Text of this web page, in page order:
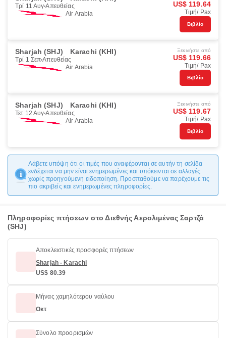
Τρί 11 Αυγ Απευθείας
Air Arabia
US$ 119.64
Τιμή/ Pax
Βιβλίο
Sharjah (SHJ) Karachi (KHI)
Τρί 1 Σεπ Απευθείας
Air Arabia
Ξεκινήστε από
US$ 119.66
Τιμή/ Pax
Βιβλίο
Sharjah (SHJ) Karachi (KHI)
Τετ 12 Αυγ Απευθείας
Air Arabia
Ξεκινήστε από
US$ 119.67
Τιμή/ Pax
Βιβλίο
Λάβετε υπόψη ότι οι τιμές που αναφέρονται σε αυτήν τη σελίδα
ενδέχεται να μην είναι ενημερωμένες και υπόκεινται σε αλλαγές
χωρίς προηγούμενη ειδοποίηση. Προσπαθούμε να παρέχουμε τις
πιο ακριβείς και ενημερωμένες πληροφορίες.
Πληροφορίες πτήσεων στο Διεθνής Αερολιμένας Σαρτζά
(SHJ)
Αποκλειστικές προσφορές πτήσεων
Sharjah - Karachi
US$ 80.39
Μήνας χαμηλότερου ναύλου
Οκτ
Σύνολο προορισμών